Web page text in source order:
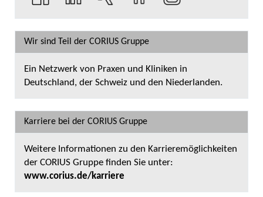
Wir sind Teil der CORIUS Gruppe
Ein Netzwerk von Praxen und Kliniken in
Deutschland, der Schweiz und den Niederlanden.
Karriere bei der CORIUS Gruppe
Weitere Informationen zu den Karrieremöglichkeiten
der CORIUS Gruppe finden Sie unter:
www.corius.de/karriere